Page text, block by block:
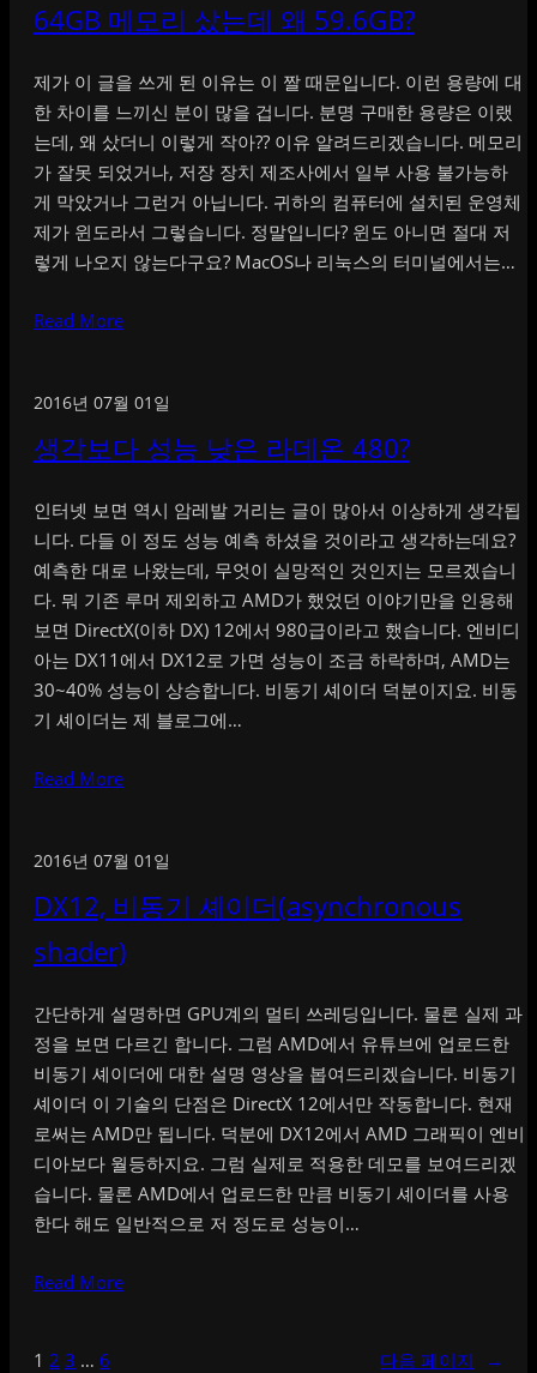
64GB 메모리 샀는데 왜 59.6GB?
제가 이 글을 쓰게 된 이유는 이 짤 때문입니다. 이런 용량에 대
한 차이를 느끼신 분이 많을 겁니다. 분명 구매한 용량은 이랬
는데, 왜 샀더니 이렇게 작아?? 이유 알려드리겠습니다. 메모리
가 잘못 되었거나, 저장 장치 제조사에서 일부 사용 불가능하
게 막았거나 그런거 아닙니다. 귀하의 컴퓨터에 설치된 운영체
제가 윈도라서 그렇습니다. 정말입니다? 윈도 아니면 절대 저
렇게 나오지 않는다구요? MacOS나 리눅스의 터미널에서는…
Read More
2016년 07월 01일
생각보다 성능 낮은 라데온 480?
인터넷 보면 역시 암레발 거리는 글이 많아서 이상하게 생각됩
니다. 다들 이 정도 성능 예측 하셨을 것이라고 생각하는데요?
예측한 대로 나왔는데, 무엇이 실망적인 것인지는 모르겠습니
다. 뭐 기존 루머 제외하고 AMD가 했었던 이야기만을 인용해
보면 DirectX(이하 DX) 12에서 980급이라고 했습니다. 엔비디
아는 DX11에서 DX12로 가면 성능이 조금 하락하며, AMD는
30~40% 성능이 상승합니다. 비동기 셰이더 덕분이지요. 비동
기 셰이더는 제 블로그에…
Read More
2016년 07월 01일
DX12, 비동기 셰이더(asynchronous
shader)
간단하게 설명하면 GPU계의 멀티 쓰레딩입니다. 물론 실제 과
정을 보면 다르긴 합니다. 그럼 AMD에서 유튜브에 업로드한
비동기 셰이더에 대한 설명 영상을 봅여드리겠습니다. 비동기
셰이더 이 기술의 단점은 DirectX 12에서만 작동합니다. 현재
로써는 AMD만 됩니다. 덕분에 DX12에서 AMD 그래픽이 엔비
디아보다 월등하지요. 그럼 실제로 적용한 데모를 보여드리겠
습니다. 물론 AMD에서 업로드한 만큼 비동기 셰이더를 사용
한다 해도 일반적으로 저 정도로 성능이…
Read More
1 2 3 … 6 다음 페이지 →